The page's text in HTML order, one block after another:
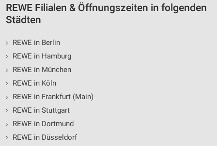
REWE Filialen & Öffnungszeiten in folgenden
Städten
›
REWE in Berlin
›
REWE in Hamburg
›
REWE in München
›
REWE in Köln
›
REWE in Frankfurt (Main)
›
REWE in Stuttgart
›
REWE in Dortmund
›
REWE in Düsseldorf